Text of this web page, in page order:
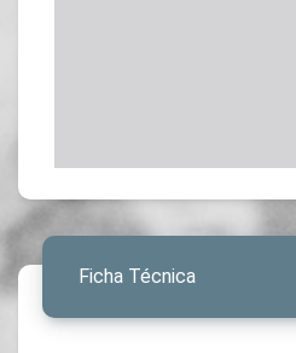
Ficha Técnica